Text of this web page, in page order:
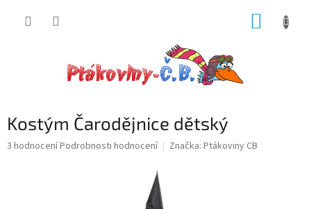
Kostým Čarodějnice dětský
Průměrné
3 hodnoceníPodrobnosti hodnocení Značka: Ptákoviny CB